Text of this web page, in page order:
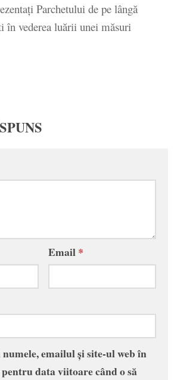
Parchetului de pe lângă
în vederea luării unei măsuri
Email*
numele, emailul și site-ul web în
data viitoare când o să